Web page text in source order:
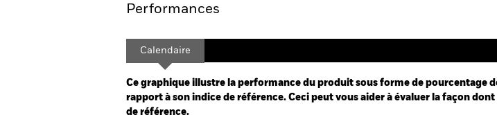
Performances
Calendaire
Ce graphique illustre la performance du produit sous forme de pourcentage
rapport à son indice de référence. Ceci peut vous aider à évaluer la façon
de référence.